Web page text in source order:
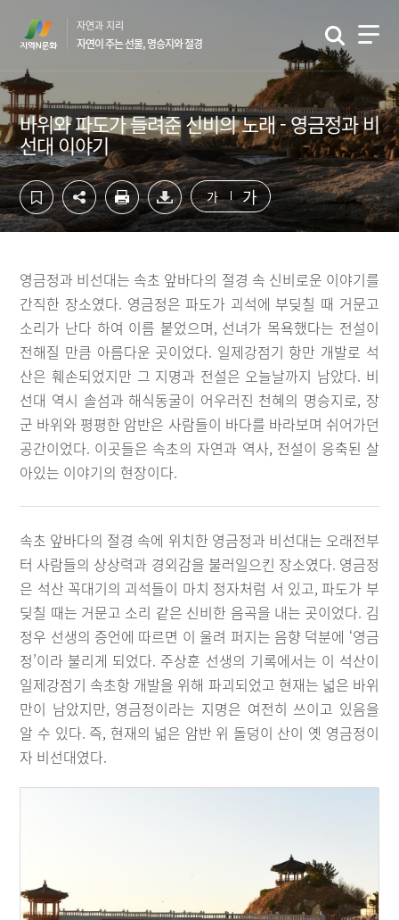
영
역
바
로
가
기
역
바
로
가
기
자연과 지리
자연이 주는 선물, 명승지와 절경
바위와 파도가 들려준 신비의 노래 - 영금정과 비
선대 이야기
가 가
영금정과 비선대는 속초 앞바다의 절경 속 신비로운 이야기를
간직한 장소였다. 영금정은 파도가 괴석에 부딪칠 때 거문고
소리가 난다 하여 이름 붙었으며, 선녀가 목욕했다는 전설이
전해질 만큼 아름다운 곳이었다. 일제강점기 항만 개발로 석
산은 훼손되었지만 그 지명과 전설은 오늘날까지 남았다. 비
선대 역시 솔섬과 해식동굴이 어우러진 천혜의 명승지로, 장
군 바위와 평평한 암반은 사람들이 바다를 바라보며 쉬어가던
공간이었다. 이곳들은 속초의 자연과 역사, 전설이 응축된 살
아있는 이야기의 현장이다.
속초 앞바다의 절경 속에 위치한 영금정과 비선대는 오래전부
터 사람들의 상상력과 경외감을 불러일으킨 장소였다. 영금정
은 석산 꼭대기의 괴석들이 마치 정자처럼 서 있고, 파도가 부
딪칠 때는 거문고 소리 같은 신비한 음곡을 내는 곳이었다. 김
정우 선생의 증언에 따르면 이 울려 퍼지는 음향 덕분에 ‘영금
정’이라 불리게 되었다. 주상훈 선생의 기록에서는 이 석산이
일제강점기 속초항 개발을 위해 파괴되었고 현재는 넓은 바위
만이 남았지만, 영금정이라는 지명은 여전히 쓰이고 있음을
알 수 있다. 즉, 현재의 넓은 암반 위 돌덩이 산이 옛 영금정이
자 비선대였다.